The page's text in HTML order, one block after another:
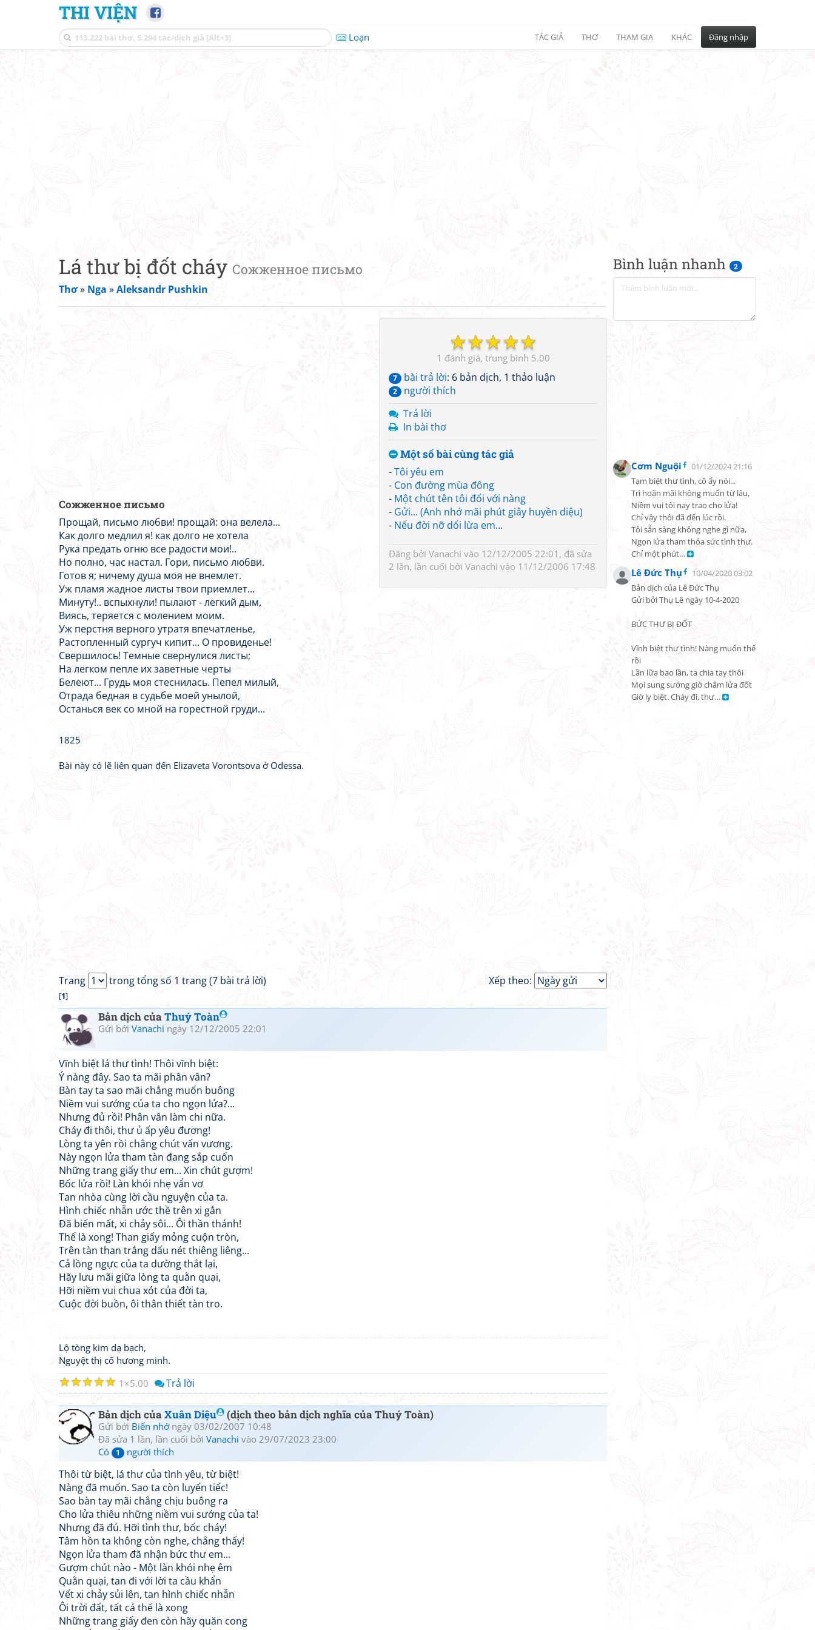
THI VIỆN
Loạn TÁC GIẢ THƠ THAM GIA KHÁC Đăng nhập
Bình luận nhanh 2
Cơm Nguội
01/12/2024 21:16
Tạm biệt thư tình, cô ấy nói...
Trì hoãn mãi không muốn từ lâu,
Niềm vui tôi nay trao cho lửa!
Chỉ vậy thôi đã đến lúc rồi.
Tôi sẵn sàng không nghe gì nữa,
Ngọn lửa tham thỏa sức tình thư.
Chỉ một phút…
Lê Đức Thụ
10/04/2020 03:02
Bản dịch của Lê Đức Thụ
Gửi bởi Thụ Lê ngày 10-4-2020
BỨC THƯ BỊ ĐỐT
Vĩnh biệt thư tình! Nàng muốn thế
rồi
Lần lữa bao lần, ta chia tay thôi
Mọi sung sướng giờ châm lửa đốt
Giờ ly biệt. Cháy đi, thư…
Lá thư bị đốt cháy Сожженное письмо
Thơ» Nga »Aleksandr Pushkin
☆
☆
☆
☆
☆
1 5.00
7 bài trả lời: 6 bản dịch, 1 thảo luận
2
người thích
Trả lời
In bài thơ
Một số bài cùng tác giả
-Tôi yêu em
- Con đường mùa đông
- Một chút tên tôi đối với nàng
- Gửi... (Anh nhớ mãi phút giây huyền diệu)
- Nếu đời nỡ dối lừa em...
Đăng bởi Vanachi vào 12/12/2005 22:01, đã sửa
2 lần, lần cuối bởi Vanachi vào 11/12/2006 17:48
Сожженное письмо
Прощай, письмо любви! прощай: она велела...
Как долго медлил я! как долго не хотела
Рука предать огню все радости мои!..
Но полно, час настал. Гори, письмо любви.
Готов я; ничему душа моя не внемлет.
Уж пламя жадное листы твои приемлет...
Минуту!.. вспыхнули! пылают - легкий дым,
Виясь, теряется с молением моим.
Уж перстня верного утратя впечатленье,
Растопленный сургуч кипит... О провиденье!
Свершилось! Темные свернулися листы;
На легком пепле их заветные черты
Белеют... Грудь моя стеснилась. Пепел милый,
Отрада бедная в судьбе моей унылой,
Останься век со мной на горестной груди...
1825
Bài này có lẽ liên quan đến Elizaveta Vorontsova ở Odessa.
Xếp theo:
Trang trong tổng số 1 trang (7 bài trả lời)
[1]
Bản dịch củaThuý Toàn
Gửi bởi Vanachi ngày 12/12/2005 22:01
Vĩnh biệt lá thư tình! Thôi vĩnh biệt:
Ý nàng đây. Sao ta mãi phân vân?
Bàn tay ta sao mãi chẳng muốn buông
Niềm vui sướng của ta cho ngọn lửa?...
Nhưng đủ rồi! Phân vân làm chi nữa.
Cháy đi thôi, thư ủ ấp yêu đương!
Lòng ta yên rồi chẳng chút vấn vương.
Này ngọn lửa tham tàn đang sắp cuốn
Những trang giấy thư em... Xin chút gượm!
Bốc lửa rồi! Làn khói nhẹ vẩn vơ
Tan nhòa cùng lời cầu nguyện của ta.
Hình chiếc nhẫn ước thề trên xi gắn
Đã biến mất, xi chảy sôi... Ôi thần thánh!
Thế là xong! Than giấy mỏng cuộn tròn,
Trên tàn than trắng dấu nét thiêng liêng...
Cả lồng ngực của ta dường thắt lại,
Hãy lưu mãi giữa lòng ta quằn quại,
Hỡi niềm vui chua xót của đời ta,
Cuộc đời buồn, ôi thân thiết tàn tro.
Lộ tòng kim dạ bạch,
Nguyệt thị cố hương minh.
☆
☆
☆
☆
☆ 1 5.00 Trả lời
Bản dịch củaXuân Diệu (dịch theo bản dịch nghĩa của Thuý Toàn)
Gửi bởi Biển nhớngày 03/02/2007 10:48
Đã sửa 1 lần, lần cuối bởi Vanachi vào 29/07/2023 23:00
Có
1 người thích
Thôi từ biệt, lá thư của tình yêu, từ biệt!
Nàng đã muốn. Sao ta còn luyến tiếc!
Sao bàn tay mãi chẳng chịu buông ra
Cho lửa thiêu những niềm vui sướng của ta!
Nhưng đã đủ. Hỡi tình thư, bốc cháy!
Tâm hồn ta không còn nghe, chẳng thấy!
Ngọn lửa tham đã nhận bức thư em...
Gượm chút nào - Một làn khói nhẹ êm
Quằn quại, tan đi với lời ta cầu khẩn
Vết xi chảy sủi lên, tan hình chiếc nhẫn
Ôi trời đất, tất cả thế là xong
Những trang giấy đen còn hãy quăn cong